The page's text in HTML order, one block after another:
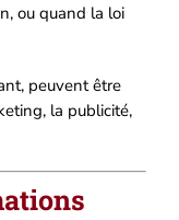
ou quand la loi
peuvent être
la publicité,